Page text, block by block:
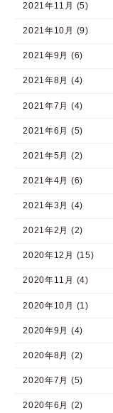
2021年11月 (5)
2021年10月 (9)
2021年9月 (6)
2021年8月 (4)
2021年7月 (4)
2021年6月 (5)
2021年5月 (2)
2021年4月 (6)
2021年3月 (4)
2021年2月 (2)
2020年12月 (15)
2020年11月 (4)
2020年10月 (1)
2020年9月 (4)
2020年8月 (2)
2020年7月 (5)
2020年6月 (2)